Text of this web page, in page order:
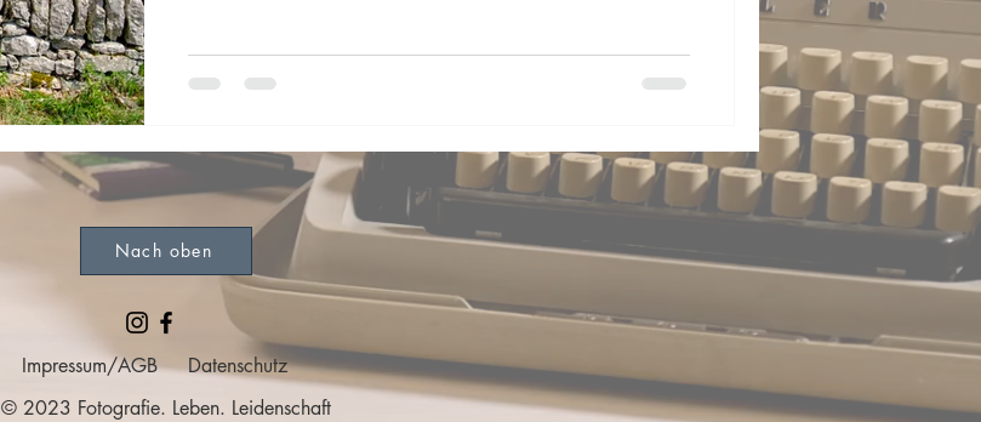
Nach oben
Impressum/AGB
Datenschutz
© 2023 Fotografie. Leben. Leidenschaft